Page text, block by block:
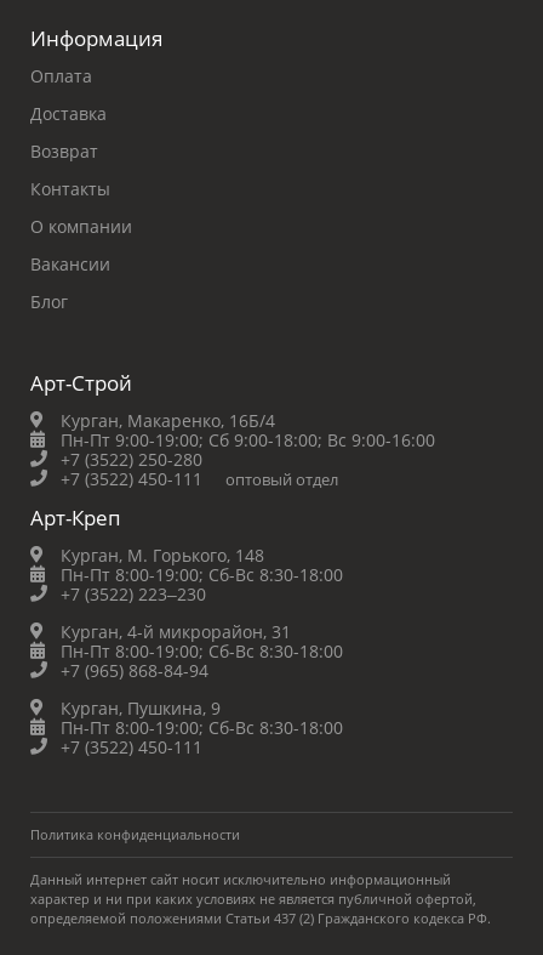
Информация
Оплата
Доставка
Возврат
Контакты
О компании
Вакансии
Блог
Арт-Строй
Курган, Макаренко, 16Б/4
Пн-Пт 9:00-19:00; Сб 9:00-18:00; Вс 9:00-16:00
+7 (3522) 250-280
+7 (3522) 450-111
оптовый отдел
Арт-Креп
Курган, М. Горького, 148
Пн-Пт 8:00-19:00; Сб-Вс 8:30-18:00
+7 (3522) 223‒230
Курган, 4-й микрорайон, 31
Пн-Пт 8:00-19:00; Сб-Вс 8:30-18:00
+7 (965) 868-84-94
Курган, Пушкина, 9
Пн-Пт 8:00-19:00; Сб-Вс 8:30-18:00
+7 (3522) 450-111
Политика конфиденциальности
Данный интернет сайт носит исключительно информационный
характер и ни при каких условиях не является публичной офертой,
определяемой положениями Статьи 437 (2) Гражданского кодекса РФ.